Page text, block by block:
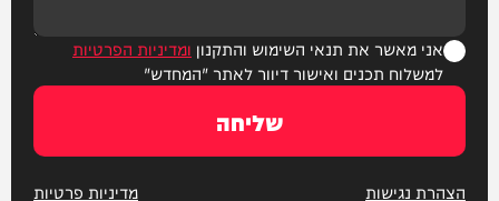
אני מאשר את תנאי השימוש והתקנון ומדיניות הפרטיות
למשלוח תכנים ואישור דיוור לאתר "המחדש"
שליחה
הצהרת נגישות מדיניות פרטיות